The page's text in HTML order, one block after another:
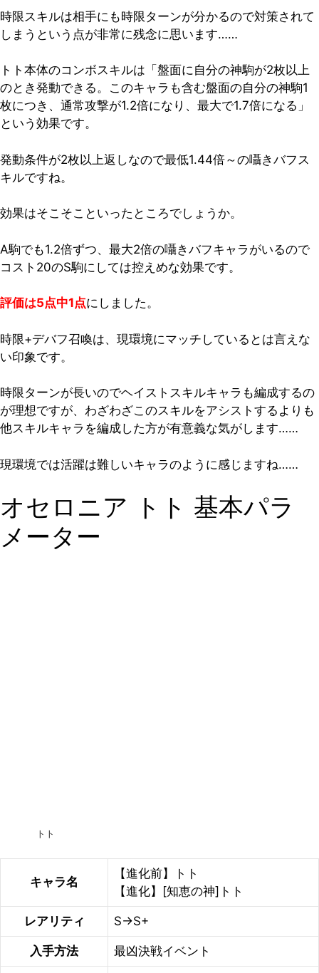
時限スキルは相手にも時限ターンが分かるので対策されて
しまうという点が非常に残念に思います……
トト本体のコンボスキルは「盤面に自分の神駒が2枚以上
のとき発動できる。このキャラも含む盤面の自分の神駒1
枚につき、通常攻撃が1.2倍になり、最大で1.7倍になる」
という効果です。
発動条件が2枚以上返しなので最低1.44倍～の囁きバフス
キルですね。
効果はそこそこといったところでしょうか。
A駒でも1.2倍ずつ、最大2倍の囁きバフキャラがいるので
コスト20のS駒にしては控えめな効果です。
評価は5点中1点にしました。
時限+デバフ召喚は、現環境にマッチしているとは言えな
い印象です。
時限ターンが長いのでヘイストスキルキャラも編成するの
が理想ですが、わざわざこのスキルをアシストするよりも
他スキルキャラを編成した方が有意義な気がします……
現環境では活躍は難しいキャラのように感じますね……
オセロニア トト 基本パラ
メーター
トト
キャラ名
【進化前】トト
【進化】[知恵の神]トト
レアリティ S→S+
入手方法 最凶決戦イベント